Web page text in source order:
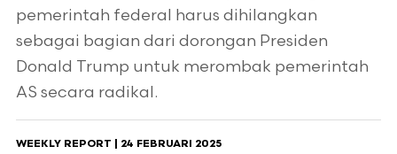
pemerintah federal harus dihilangkan
sebagai bagian dari dorongan Presiden
Donald Trump untuk merombak pemerintah
AS secara radikal.
WEEKLY REPORT | 24 FEBRUARI 2025